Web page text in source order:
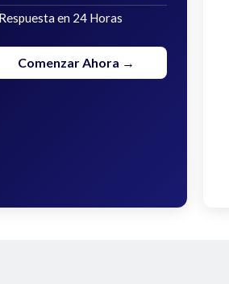
en 24 Horas
Comenzar Ahora →